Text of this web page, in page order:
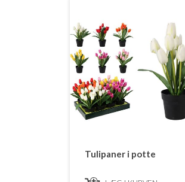
Tulipaner i potte